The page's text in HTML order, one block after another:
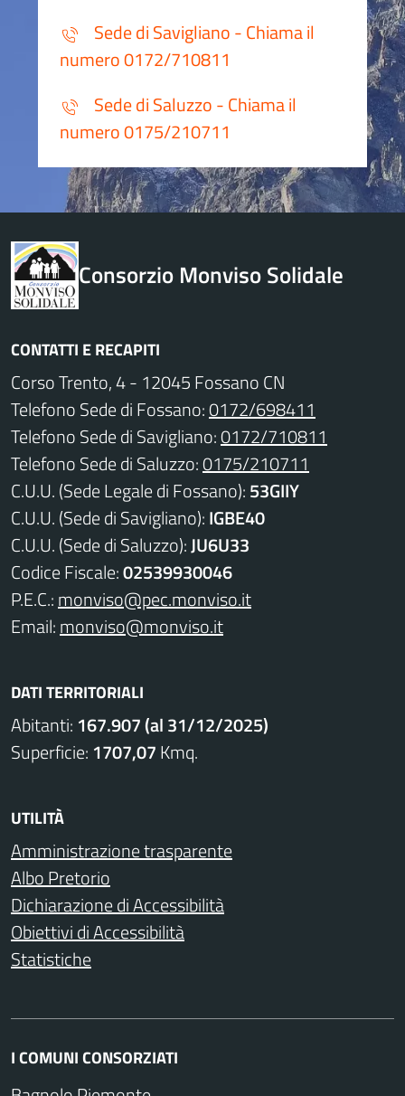
Sede di Savigliano - Chiama il
numero 0172/710811
Sede di Saluzzo - Chiama il
numero 0175/210711
Consorzio Monviso Solidale
CONTATTI E RECAPITI
Corso Trento, 4 - 12045 Fossano CN
Telefono Sede di Fossano:0172/698411
Telefono Sede di Savigliano:0172/710811
Telefono Sede di Saluzzo:0175/210711
C.U.U. (Sede Legale di Fossano):53GIIY
C.U.U. (Sede di Savigliano):IGBE40
C.U.U. (Sede di Saluzzo):JU6U33
Codice Fiscale:02539930046
P.E.C.:monviso@pec.monviso.it
Email:monviso@monviso.it
DATI TERRITORIALI
Abitanti: 167.907 (al 31/12/2025)
Superficie: 1707,07Kmq.
UTILITÀ
Amministrazione trasparente
Albo Pretorio
Dichiarazione di Accessibilità
Obiettivi di Accessibilità
Statistiche
I COMUNI CONSORZIATI